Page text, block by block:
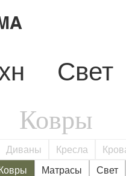
Свет
Ковры
Диваны Кресла
Матрасы Свет